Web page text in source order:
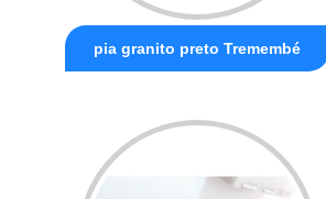
pia granito preto Tremembé